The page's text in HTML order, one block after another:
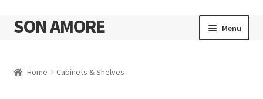
Skip
to
Skip
to
SON AMORE Menu
Home Cabinets & Shelves